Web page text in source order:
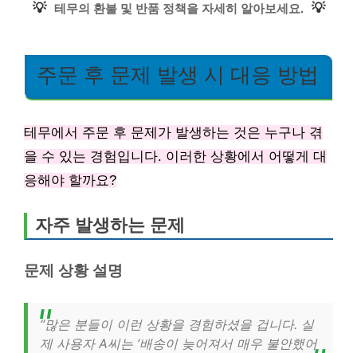
💡 테무의 환불 및 반품 정책을 자세히 알아보세요. 💡
주문 후 문제 발생 시 대응 방법
테무에서 주문 후 문제가 발생하는 것은 누구나 겪
을 수 있는 경험입니다. 이러한 상황에서 어떻게 대
응해야 할까요?
자주 발생하는 문제
문제 상황 설명
“많은 분들이 이런 상황을 경험하셨을 겁니다. 실
제 사용자 A씨는 ‘배송이 늦어져서 매우 불안했어